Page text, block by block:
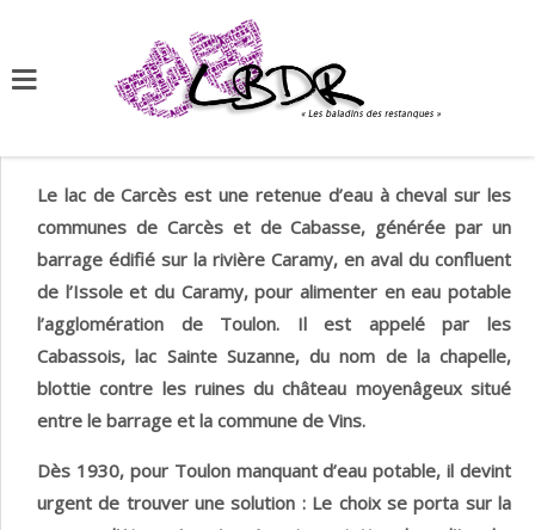
LE LAC DE CARCES
Le lac de Carcès est une retenue d’eau à cheval sur les
communes de Carcès et de Cabasse, générée par un
barrage édifié sur la rivière Caramy, en aval du confluent
de l’Issole et du Caramy, pour alimenter en eau potable
l’agglomération de Toulon. Il est appelé par les
Cabassois, lac Sainte Suzanne, du nom de la chapelle,
blottie contre les ruines du château moyenâgeux situé
entre le barrage et la commune de Vins.
Dès 1930, pour Toulon manquant d’eau potable, il devint
urgent de trouver une solution : Le choix se porta sur la